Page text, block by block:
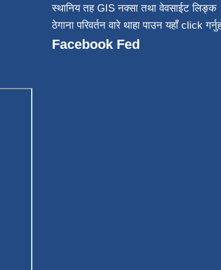
स्थानिय तह GIS नक्सा तथा वेवसाईट लिङ्क
ठेगाना परिवर्तन वारे थाहा पाउन यहाँ click
Facebook Fed